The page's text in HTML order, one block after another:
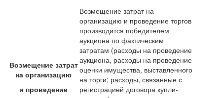
Возмещение затрат
на организацию
и проведение
Возмещение затрат на
организацию и проведение торгов
производится победителем
аукциона по фактическим
затратам (расходы на проведение
аукциона, расходы на проведение
оценки имущества, выставленного
на торги; расходы, связанные с
регистрацией договора купли-